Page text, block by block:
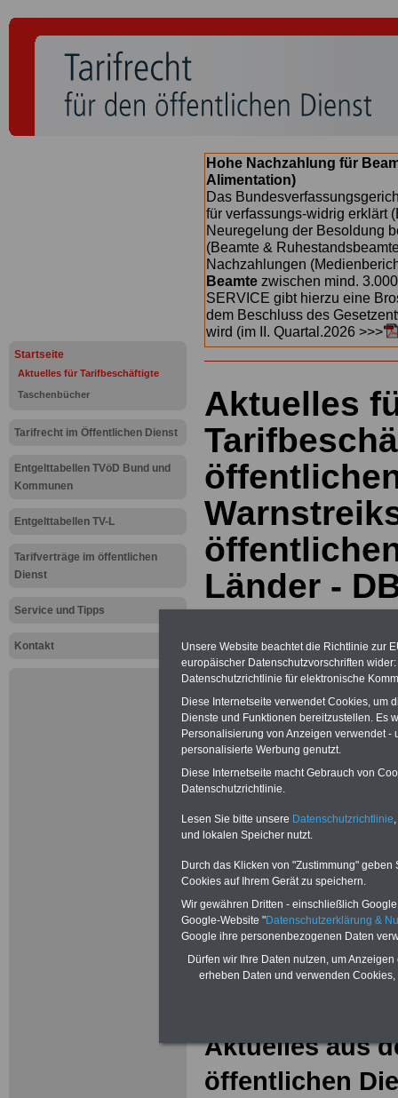
Startseite
Aktuelles für Tarifbeschäftigte
Taschenbücher
Tarifrecht im Öffentlichen Dienst
Entgelttabellen TVöD Bund und
Kommunen
Entgelttabellen TV-L
Tarifverträge im öffentlichen
Dienst
Service und Tipps
Kontakt
Hohe Nachzahlung für
Alimentation)
Das
für verfassungs-widrig erklärt
Neuregelung der Besoldung
(Beamte &
Nachzahlungen
Beamte zwischen mind.
SERVICE gibt hierzu eine
dem Beschluss des
wird (im II. Quartal.2026 >>>
Aktuelles
Länder -
01.03.2011
Neu aufgelegt: Oktober
Zur Übersicht
Aktuelles aus
öffentlichen
Unsere Website beachtet die Richtlinie zur
europäischer Datenschutzvorschriften
Datenschutzrichtlinie für elektronische
Diese Internetseite verwendet Cookies, um
Dienste und Funktionen bereitzustellen. Es
Personalisierung von Anzeigen verwendet
personalisierte Werbung genutzt.
Diese Internetseite macht Gebrauch von
Datenschutzrichtlinie.
Lesen Sie bitte unsere Datenschutzrichtlinie
und lokalen Speicher nutzt.
Durch das Klicken von "Zustimmung"
Cookies auf Ihrem Gerät zu speichern.
Wir gewähren Dritten - einschließlich
Google-Website "Datenschutzerklärung &
Google ihre personenbezogenen Daten
Dürfen wir Ihre Daten nutzen, um
erheben Daten und verwenden